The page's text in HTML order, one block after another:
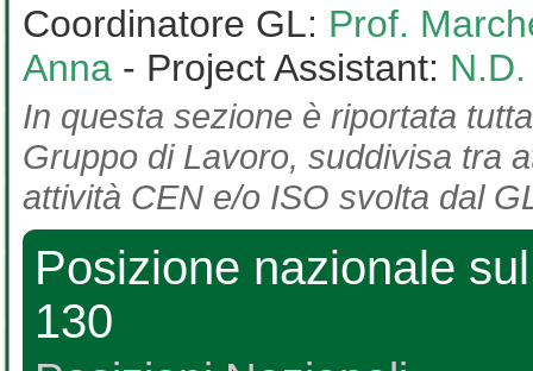
Coordinatore GL: Prof.
Anna - Project Assistant: N.D.
In questa sezione è riportata
Gruppo di Lavoro, suddivisa tra
attività CEN e/o ISO svolta dal
Posizione nazionale
130